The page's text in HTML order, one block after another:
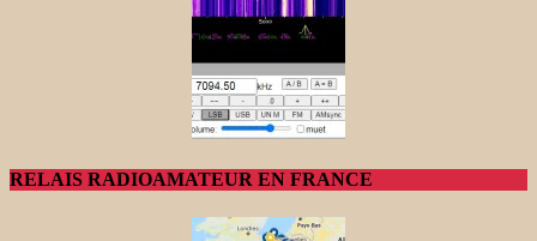
RELAIS RADIOAMATEUR EN FRANCE